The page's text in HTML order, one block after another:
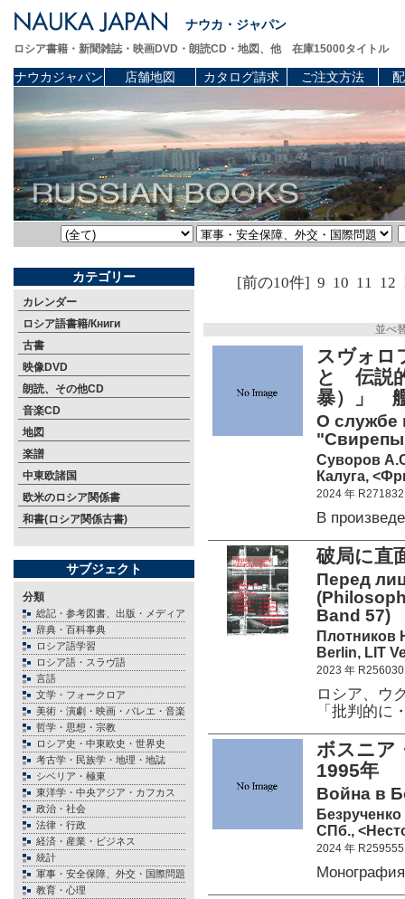
ナウカ・ジャパン
ロシア書籍・新聞雑誌・映画DVD・朗読CD・地図、他 在庫15000タイトル
ナウカジャパン 店舗地図 カタログ請求 ご注文方法
カテゴリー
カレンダー
ロシア語書籍/Книги
古書
映像DVD
朗読、その他CD
音楽CD
地図
楽譜
中東欧諸国
欧米のロシア関係書
和書(ロシア関係古書)
サブジェクト
分類
総記・参考図書、出版・メディア
辞典・百科事典
ロシア語学習
ロシア語・スラヴ語
言語
文学・フォークロア
美術・演劇・映画・バレエ・音楽
哲学・思想・宗教
ロシア史・中東欧史・世界史
考古学・民族学・地理・地誌
シベリア・極東
東洋学・中央アジア・カフカス
政治・社会
法律・行政
経済・産業・ビジネス
統計
軍事・安全保障、外交・国際問題
教育・心理
[前の10件] 9 10 11 12
並べ
スヴォロ
と 伝説
暴）」
О службе
Суворов
Калуга,
2024 年 R271832
В
破局に直
Перед
Band 57)
Плотников
Berlin, LIT
2023 年 R256030
ロシア、ウ
「批判的に
ボスニア
1995年
Война в
СПб.,
2024 年 R259555